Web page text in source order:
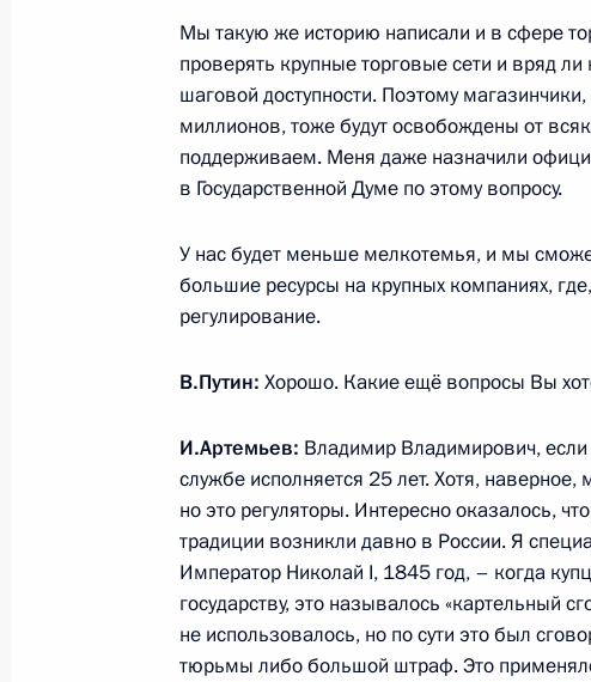
8 июня 2015 года, 15:00
Рабочая встреча с руководителем
антимонопольной службы Игорем
Эрдоганом
Рабочая встреча с председателем
Антоном Дроздовым
8 июня 2015 года, 13:10
Мы такую же историю написали и в сфере
проверять крупные торговые сети и вряд
шаговой доступности. Поэтому
миллионов, тоже будут освобождены от
поддерживаем. Меня даже назначили
в Государственной Думе по этому вопросу.
У нас будет меньше мелкотемья, и мы
большие ресурсы на крупных компаниях,
регулирование.
В.Путин: Хорошо. Какие ещё вопросы Вы
И.Артемьев: Владимир Владимирович, если
службе исполняется 25 лет. Хотя,
но это регуляторы. Интересно оказалось,
традиции возникли давно в России. Я
Император Николай I, 1845 год, – когда
государству, это называлось «картельный
не использовалось, но по сути это был
тюрьмы либо большой штраф. Это